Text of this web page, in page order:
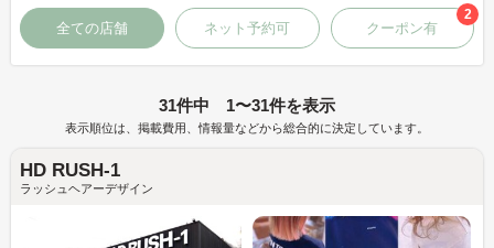
全ての店舗 ネット予約可 クーポン有
2
31件中 1〜31件を表示
表示順位は、掲載費用、情報量などから総合的に決定しています。
HD RUSH-1
ラッシュヘアーデザイン